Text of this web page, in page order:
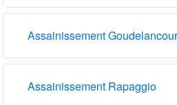
Assainissement
Assainissement Rapaggio